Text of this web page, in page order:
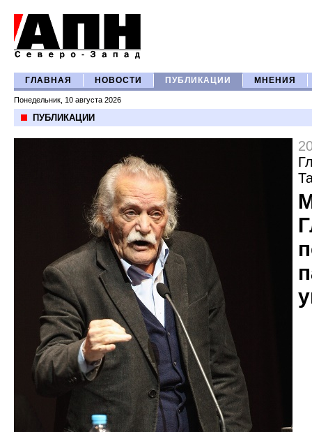
ГЛАВНАЯ НОВОСТИ ПУБЛИКАЦИИ МНЕНИЯ
Понедельник, 10 августа 2026
ПУБЛИКАЦИИ